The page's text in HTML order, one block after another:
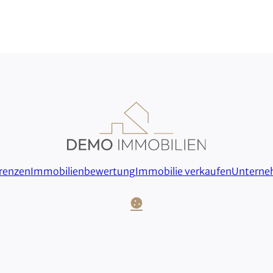
ImmobilienbewertungImmobilie verkaufen
Cookie-Einstellungen